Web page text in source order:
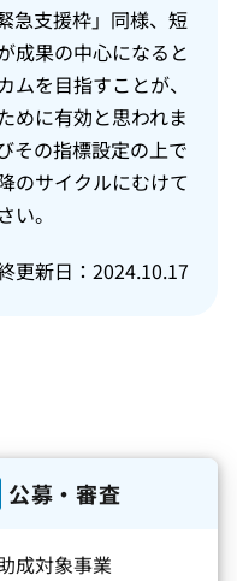
急支援枠」同様、短
成果の中心になると
を目指すことが、
めに有効と思われま
その指標設定の上で
のサイクルにむけて
。
更新日：2024.10.17
公募・審査
成対象事業